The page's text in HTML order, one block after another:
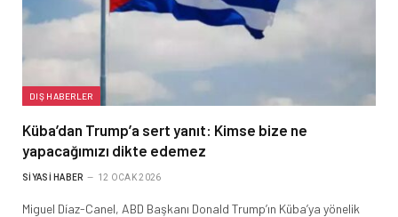
DIŞ HABERLER
Küba’dan Trump’a sert yanıt: Kimse bize ne
yapacağımızı dikte edemez
SIYASI HABER 12 OCAK 2026
Miguel Díaz-Canel, ABD Başkanı Donald Trump’ın Küba’ya yönelik